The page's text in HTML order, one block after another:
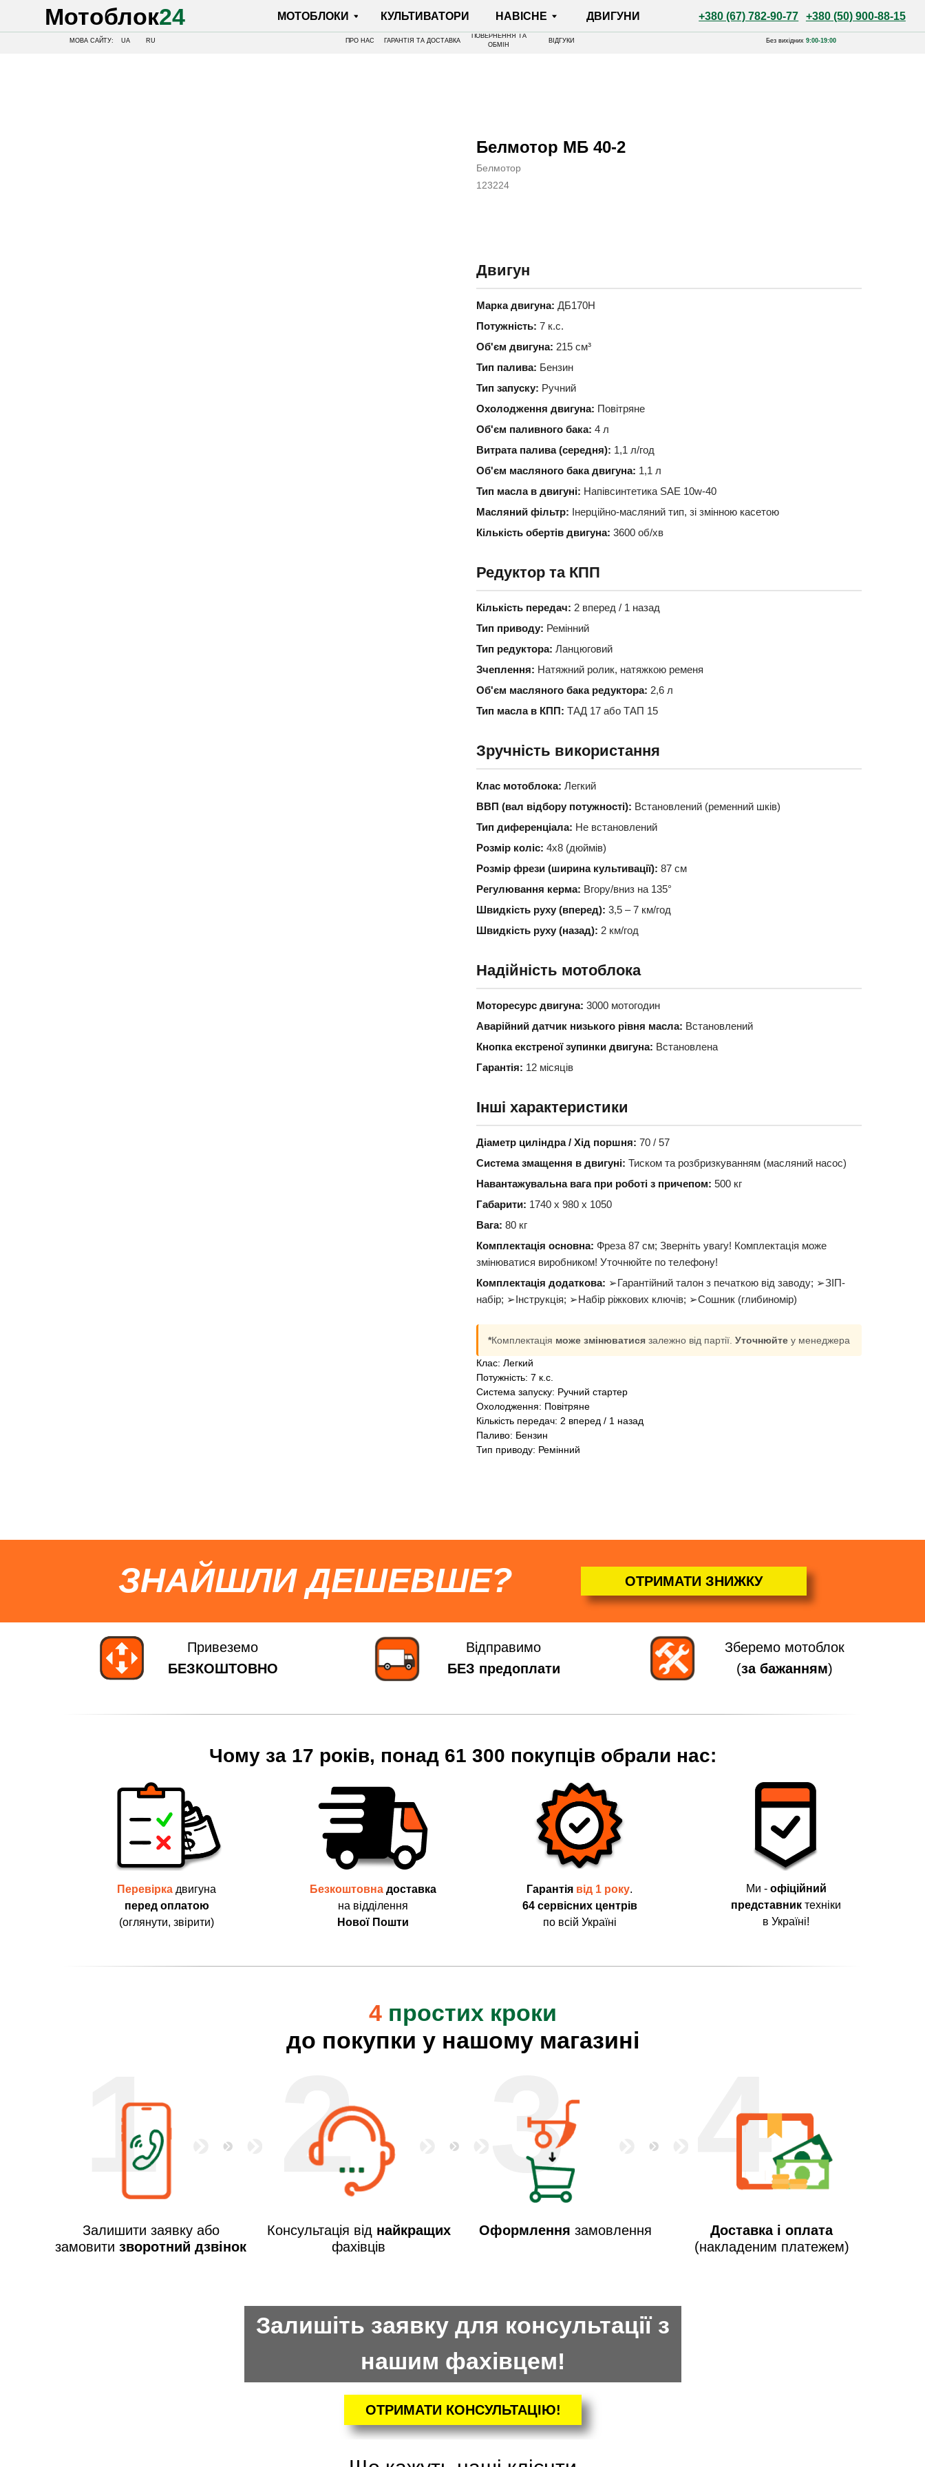
Мотоблок24 +380 (67) 782-90-77 +380 (50) 900-88-15
МОТОБЛОКИ КУЛЬТИВАТОРИ НАВІСНЕ ДВИГУНИ
МОВА САЙТУ:
ПОВЕРНЕННЯ ТА
ОБМІН
ВІДГУКИ
Белмотор МБ 40-2
Белмотор
123224
Двигун
Марка двигуна: ДБ170Н
Потужність: 7 к.с.
Об'єм двигуна: 215 см³
Тип палива: Бензин
Тип запуску: Ручний
Охолодження двигуна: Повітряне
Об'єм паливного бака: 4 л
Витрата палива (середня): 1,1 л/год
Об'єм масляного бака двигуна: 1,1 л
Тип масла в двигуні: Напівсинтетика SAE 10w-40
Масляний фільтр: Інерційно-масляний тип, зі змінною касетою
Кількість обертів двигуна: 3600 об/хв
Редуктор та КПП
Кількість передач: 2 вперед / 1 назад
Тип приводу: Ремінний
Тип редуктора: Ланцюговий
Зчеплення: Натяжний ролик, натяжкою ременя
Об'єм масляного бака редуктора: 2,6 л
Тип масла в КПП: ТАД 17 або ТАП 15
Зручність використання
Клас мотоблока: Легкий
ВВП (вал відбору потужності): Встановлений (ременний шків)
Тип диференціала: Не встановлений
Розмір коліс: 4х8 (дюймів)
Розмір фрези (ширина культивації): 87 см
Регулювання керма: Вгору/вниз на 135°
Швидкість руху (вперед): 3,5 – 7 км/год
Швидкість руху (назад): 2 км/год
Надійність мотоблока
Моторесурс двигуна: 3000 мотогодин
Аварійний датчик низького рівня масла: Встановлений
Кнопка екстреної зупинки двигуна: Встановлена
Гарантія: 12 місяців
Інші характеристики
Діаметр циліндра / Хід поршня: 70 / 57
Система змащення в двигуні: Тиском та розбризкуванням (масляний насос)
Навантажувальна вага при роботі з причепом: 500 кг
Габарити: 1740 х 980 х 1050
Вага: 80 кг
Комплектація основна: Фреза 87 см; Зверніть увагу! Комплектація може
змінюватися виробником! Уточнюйте по телефону!
Комплектація додаткова: ➢Гарантійний талон з печаткою від заводу; ➢ЗІП-
набір; ➢Інструкція; ➢Набір ріжкових ключів; ➢Сошник (глибиномір)
*Комплектація може змінюватися залежно від партії. Уточнюйте у менеджера
Клас: Легкий
Потужність: 7 к.с.
Система запуску: Ручний стартер
Охолодження: Повітряне
Кількість передач: 2 вперед / 1 назад
Паливо: Бензин
Тип приводу: Ремінний
ЗНАЙШЛИ ДЕШЕВШЕ? ОТРИМАТИ ЗНИЖКУ
Відправимо
БЕЗ предоплати
Привеземо
БЕЗКОШТОВНО
Зберемо мотоблок
(за бажанням)
Чому за 17 років, понад 61 300 покупців обрали нас:
Перевірка двигуна
перед оплатою
(оглянути, звірити)
Гарантія від 1 року.
64 сервісних центрів
по всій Україні
Безкоштовна доставка
на відділення
Нової Пошти
Ми - офіційний
представник техніки
в Україні!
1 4
3
2
Залишити заявку або
замовити зворотний дзвінок
Консультація від найкращих
фахівців
Оформлення замовлення
Доставка і оплата
(накладеним платежем)
4 простих кроки
до покупки у нашому магазині
ОТРИМАТИ КОНСУЛЬТАЦІЮ!
Залишіть заявку для консультації з
нашим фахівцем!